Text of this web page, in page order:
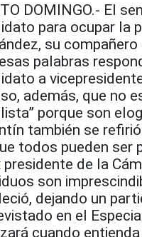
DOMINGO.- El
para ocupar la
su
palabras
a
además, que no
porque son
también se
todos pueden ser
presidente de la
son
dejando un
en el
cuando